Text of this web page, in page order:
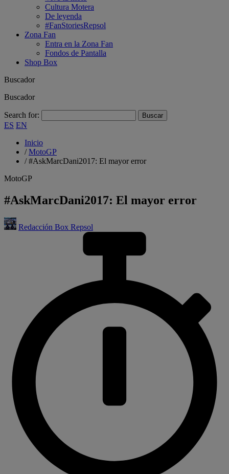
Cultura Motera
De leyenda
#FanStoriesRepsol
Zona Fan
Entra en la Zona Fan
Fondos de Pantalla
Shop Box
Buscador
Buscador
Search for:
ES EN
Inicio
/MotoGP
/#AskMarcDani2017: El mayor error
MotoGP
#AskMarcDani2017: El mayor error
Redacción Box Repsol